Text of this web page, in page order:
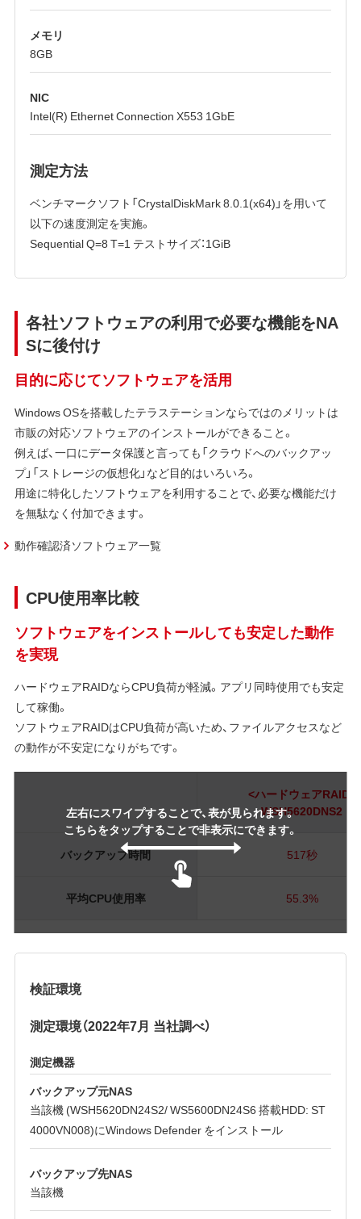
メモリ
8GB
NIC
Intel(R) Ethernet Connection X553 1GbE
測定方法
ベンチマークソフト「CrystalDiskMark 8.0.1(x64)」を用いて
以下の速度測定を実施。
Sequential Q=8 T=1 テストサイズ：1GiB
各社ソフトウェアの利用で必要な機能をNA
Sに後付け
目的に応じてソフトウェアを活用
Windows OSを搭載したテラステーションならではのメリットは
市販の対応ソフトウェアのインストールができること。
例えば、一口にデータ保護と言っても「クラウドへのバックアッ
プ」「ストレージの仮想化」など目的はいろいろ。
用途に特化したソフトウェアを利用することで、必要な機能だけ
を無駄なく付加できます。
動作確認済ソフトウェア一覧
CPU使用率比較
ソフトウェアをインストールしても安定した動作
を実現
ハードウェアRAIDならCPU負荷が軽減。アプリ同時使用でも安定
して稼働。
ソフトウェアRAIDはCPU負荷が高いため、ファイルアクセスなど
の動作が不安定になりがちです。
左右にスワイプすることで、表が見られます。
こちらをタップすることで非表示にできます。
<ハードウェアRAID>
WSH5620DNS2
バックアップ時間 517秒
平均CPU使用率 55.3%
検証環境
測定環境（2022年7月 当社調べ）
測定機器
バックアップ元NAS
当該機 (WSH5620DN24S2/ WS5600DN24S6 搭載HDD: ST
4000VN008)にWindows Defender をインストール
バックアップ先NAS
当該機